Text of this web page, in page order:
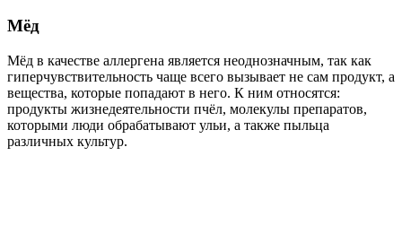
Мёд
Мёд в качестве аллергена является неоднозначным, так как
гиперчувствительность чаще всего вызывает не сам продукт, а
вещества, которые попадают в него. К ним относятся:
продукты жизнедеятельности пчёл, молекулы препаратов,
которыми люди обрабатывают ульи, а также пыльца
различных культур.